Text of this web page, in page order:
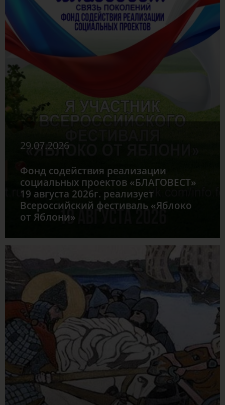
29.07.2026
Фонд содействия реализации
социальных проектов «БЛАГОВЕСТ»
19 августа 2026г. реализует
Всероссийский фестиваль «Яблоко
от Яблони»